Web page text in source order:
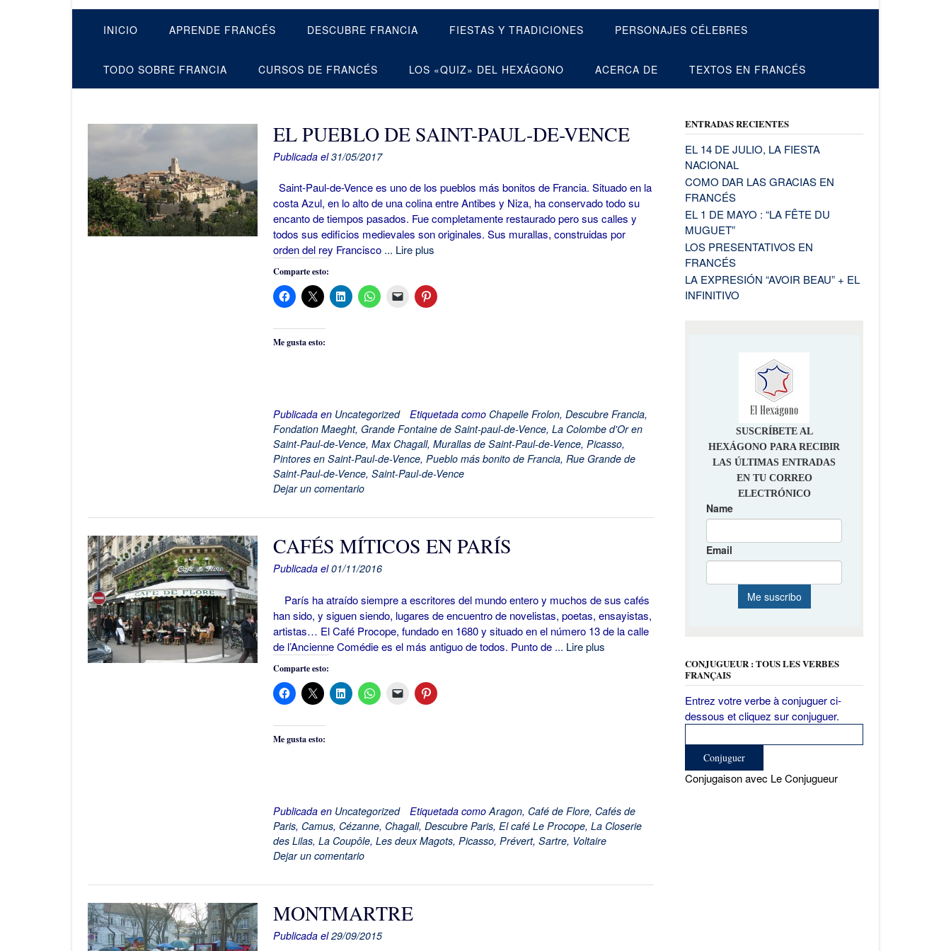
INICIO APRENDE FRANCÉS DESCUBRE FRANCIA FIESTAS Y TRADICIONES PERSONAJES CÉLEBRES
TODO SOBRE FRANCIA CURSOS DE FRANCÉS LOS «QUIZ» DEL HEXÁGONO ACERCA DE TEXTOS EN FRANCÉS
EL PUEBLO DE SAINT-PAUL-DE-VENCE
Publicada el31/05/2017
Saint-Paul-de-Vence es uno de los pueblos más bonitos de Francia. Situado en la
costa Azul, en lo alto de una colina entre Antibes y Niza, ha conservado todo su
encanto de tiempos pasados. Fue completamente restaurado pero sus calles y
todos sus edificios medievales son originales. Sus murallas, construidas por
orden del rey Francisco ... Lire plus
Comparte esto:
Me gusta esto:
Publicada en Uncategorized Etiquetada como Chapelle Frolon, Descubre Francia,
Fondation Maeght, Grande Fontaine de Saint-paul-de-Vence, La Colombe d'Or en
Saint-Paul-de-Vence, Max Chagall, Murallas de Saint-Paul-de-Vence, Picasso,
Pintores en Saint-Paul-de-Vence, Pueblo más bonito de Francia, Rue Grande de
Saint-Paul-de-Vence, Saint-Paul-de-Vence
Dejar un comentario
CAFÉS MÍTICOS EN PARÍS
Publicada el01/11/2016
París ha atraído siempre a escritores del mundo entero y muchos de sus cafés
han sido, y siguen siendo, lugares de encuentro de novelistas, poetas, ensayistas,
artistas… El Café Procope, fundado en 1680 y situado en el número 13 de la calle
de l’Ancienne Comédie es el más antiguo de todos. Punto de ... Lire plus
Comparte esto:
Me gusta esto:
Publicada en Uncategorized Etiquetada como Aragon, Café de Flore, Cafés de
Paris, Camus, Cézanne, Chagall, Descubre Paris, El café Le Procope, La Closerie
des Lilas, La Coupôle, Les deux Magots, Picasso, Prévert, Sartre, Voltaire
Dejar un comentario
MONTMARTRE
Publicada el29/09/2015
ENTRADAS RECIENTES
EL 14 DE JULIO, LA FIESTA
NACIONAL
COMO DAR LAS GRACIAS EN
FRANCÉS
EL 1 DE MAYO : “LA FÊTE DU
MUGUET”
LOS PRESENTATIVOS EN
FRANCÉS
LA EXPRESIÓN “AVOIR BEAU” + EL
INFINITIVO
CONJUGUEUR : TOUS LES VERBES
FRANÇAIS
Entrez votre verbe à conjuguer ci-
dessous et cliquez sur conjuguer.
Conjugaison avec Le Conjugueur